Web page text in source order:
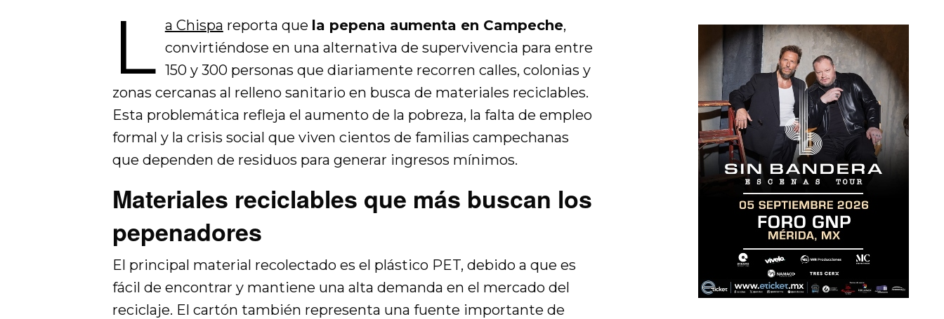
L a Chispa reporta que la pepena aumenta en Campeche,
convirtiéndose en una alternativa de supervivencia para entre
150 y 300 personas que diariamente recorren calles, colonias y
zonas cercanas al relleno sanitario en busca de materiales reciclables.
Esta problemática refleja el aumento de la pobreza, la falta de empleo
formal y la crisis social que viven cientos de familias campechanas
que dependen de residuos para generar ingresos mínimos.
Materiales reciclables que más buscan los
pepenadores
El principal material recolectado es el plástico PET, debido a que es
fácil de encontrar y mantiene una alta demanda en el mercado del
reciclaje. El cartón también representa una fuente importante de